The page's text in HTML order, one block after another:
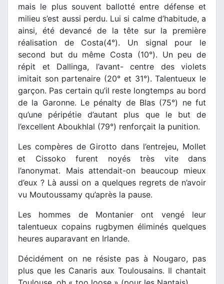
mais le plus souvent ballotté entre défense et
milieu s’est aussi perdu. Lui si calme d’habitude, a
ainsi, été devancé de la tête sur la première
réalisation de Costa(4°). Un signal pour le
second but du même Costa (10°). Un peu de
répit et Dallinga, l’avant- centre des violets
imitait son partenaire (20° et 31°). Talentueux le
garçon. Pas certain qu’il reste longtemps au bord
de la Garonne. Le pénalty de Blas (75°) ne fut
qu’une péripétie d’autant plus que le but de
l’excellent Aboukhlal (79°) renforçait la punition.
Les compères de Girotto dans l’entrejeu, Mollet
et Cissoko furent noyés très vite dans
l’anonymat. Mais attendait-on beaucoup mieux
d’eux ? Là aussi on a quelques regrets de n’avoir
vu Moutoussamy qu’après la pause.
Les hommes de Montanier ont vengé leur
talentueux copains rugbymen éliminés quelques
heures auparavant en Irlande.
Décidément on ne résiste pas à Nougaro, pas
plus que les Canaris aux Toulousains. Il chantait